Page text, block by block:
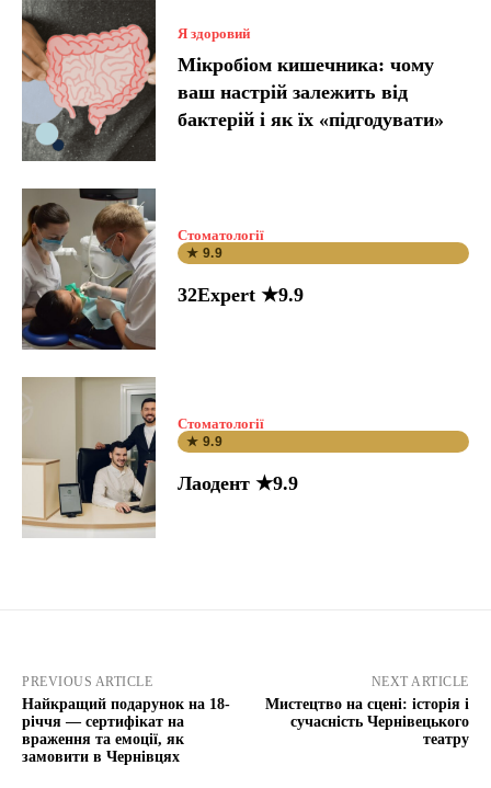
Я здоровий
Мікробіом кишечника: чому
ваш настрій залежить від
бактерій і як їх «підгодувати»
Стоматології
★ 9.9
32Expert ★9.9
Стоматології
★ 9.9
Лаодент ★9.9
PREVIOUS ARTICLE
Найкращий подарунок на 18-
річчя — сертифікат на
враження та емоції, як
замовити в Чернівцях
NEXT ARTICLE
Мистецтво на сцені: історія і
сучасність Чернівецького
театру